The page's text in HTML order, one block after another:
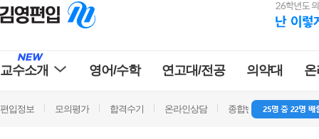
교수소개 영어/수학 연고대/전공 의약대
편입정보 모의평가 합격수기 온라인상담 종합반 방문상담